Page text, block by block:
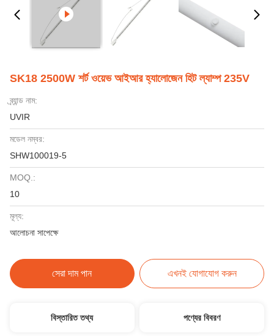
SK18 2500W শর্ট ওয়েভ আইআর হ্যালোজেন হিট ল্যাম্প 235V
ব্র্যান্ড নাম:
UVIR
মডেল নম্বর:
SHW100019-5
MOQ.:
10
মূল্য:
আলোচনা সাপেক্ষে
সেরা দাম পান এখনই যোগাযোগ করুন
বিস্তারিত তথ্য পণ্যের বিবরণ